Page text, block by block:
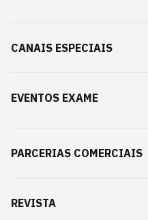
CANAIS ESPECIAIS
EVENTOS EXAME
PARCERIAS COMERCIAIS
REVISTA